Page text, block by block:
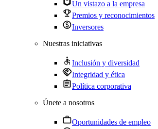
Un vistazo a la empresa
Premios y reconocimientos
Inversores
Nuestras iniciativas
Inclusión y diversidad
Integridad y ética
Política corporativa
Únete a nosotros
Oportunidades de empleo